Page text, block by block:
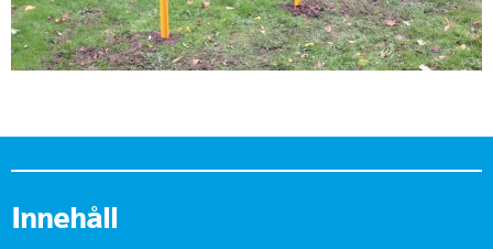
Innehåll